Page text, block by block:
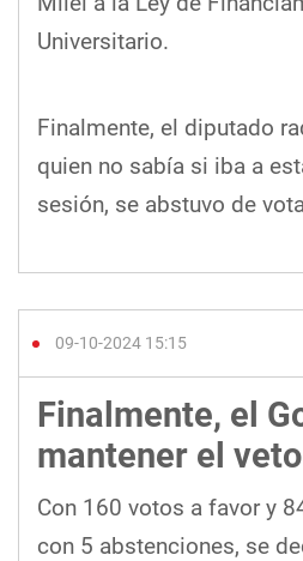
Universitario.
Finalmente, el diputado
quien no sabía si iba a
sesión, se abstuvo de
09-10-2024 15:15
Finalmente, el
mantener el veto
Con 160 votos a favor y
con 5 abstenciones, se